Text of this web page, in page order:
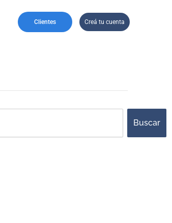
Clientes Creá tu cuenta
Buscar